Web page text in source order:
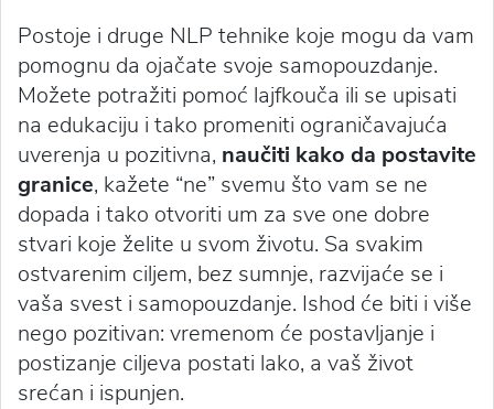
Postoje i druge NLP tehnike koje mogu da vam
pomognu da ojačate svoje samopouzdanje.
Možete potražiti pomoć lajfkouča ili se upisati
na edukaciju i tako promeniti ograničavajuća
uverenja u pozitivna, naučiti kako da postavite
granice, kažete “ne” svemu što vam se ne
dopada i tako otvoriti um za sve one dobre
stvari koje želite u svom životu. Sa svakim
ostvarenim ciljem, bez sumnje, razvijaće se i
vaša svest i samopouzdanje. Ishod će biti i više
nego pozitivan: vremenom će postavljanje i
postizanje ciljeva postati lako, a vaš život
srećan i ispunjen.